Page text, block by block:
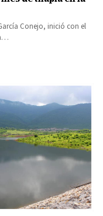
Conejo, inició con el